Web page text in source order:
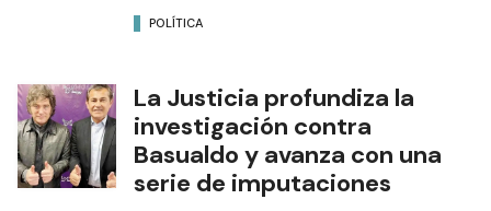
POLÍTICA
La Justicia profundiza la
investigación contra
Basualdo y avanza con una
serie de imputaciones